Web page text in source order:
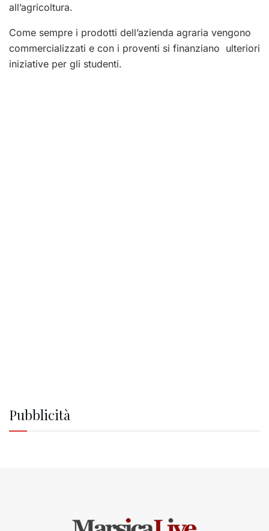
all’agricoltura.
Come sempre i prodotti dell’azienda agraria vengono
commercializzati e con i proventi si finanziano ulteriori
iniziative per gli studenti.
Pubblicità